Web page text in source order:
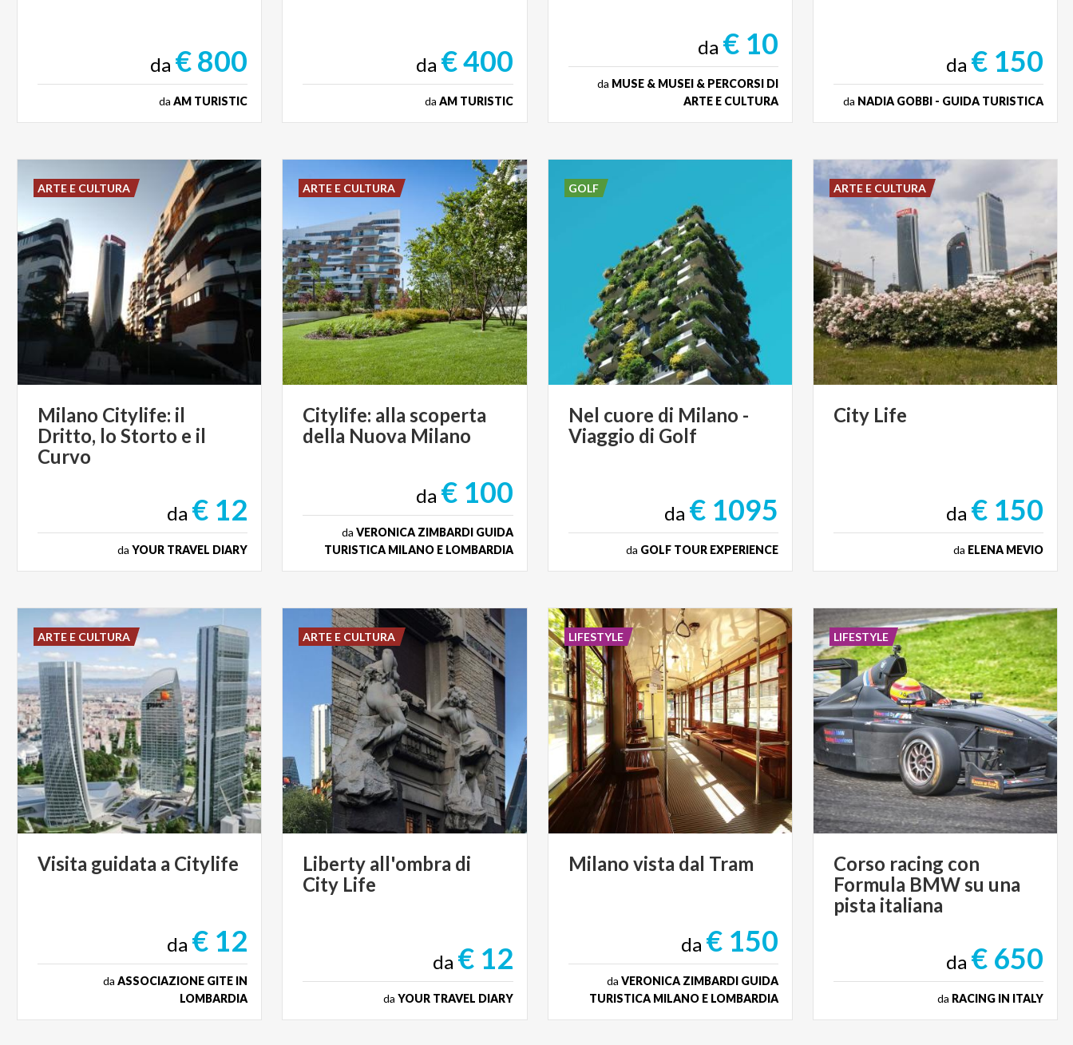
da € 800
daAM TURISTIC
da € 400
da AM TURISTIC
da € 10
da MUSE & MUSEI & PERCORSI DI
ARTE E CULTURA
da € 150
da NADIA GOBBI - GUIDA TURISTICA
Milano Citylife: il
Dritto, lo Storto e il
Curvo
da € 12
daYOUR TRAVEL DIARY
ARTE E CULTURA
Citylife: alla scoperta
della Nuova Milano
da € 100
da VERONICA ZIMBARDI GUIDA
TURISTICA MILANO E LOMBARDIA
ARTE E CULTURA
Nel cuore di Milano -
Viaggio di Golf
da € 1095
da GOLF TOUR EXPERIENCE
GOLF
City Life
da € 150
da ELENA MEVIO
ARTE E CULTURA
Visita guidata a Citylife
da € 12
daASSOCIAZIONE GITE IN
LOMBARDIA
ARTE E CULTURA
Liberty all'ombra di
City Life
da € 12
da YOUR TRAVEL DIARY
ARTE E CULTURA
Milano vista dal Tram
da € 150
da VERONICA ZIMBARDI GUIDA
TURISTICA MILANO E LOMBARDIA
LIFESTYLE
Corso racing con
Formula BMW su una
pista italiana
da € 650
da RACING IN ITALY
LIFESTYLE